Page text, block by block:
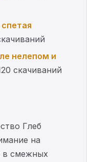
нелепом и
скачиваний
Глеб
на
в смежных